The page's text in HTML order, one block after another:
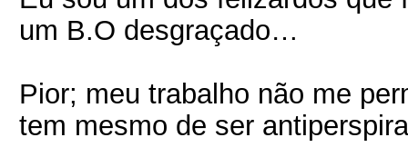
um B.O desgraçado…
Pior; meu trabalho não me
tem mesmo de ser